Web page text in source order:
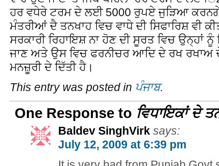
ਹਰ ਵਧੇਰੇ ਟਰਮ ਦੇ ਲਈ 5000 ਰੁਪਏ ਜੁੜਿਆ
ਮੰਤਰੀਆਂ ਦੈ ਤਨਖਾਹ ਵਿਚ ਵਾਧੇ ਦੀ ਸਿਫਾਰਿਸ਼ ਵੀ
ਸਰਕਾਰੀ ਰਿਹਾਇਸ਼ ਨਾ ਹੋਣ ਦੀ ਸੂਰਤ ਵਿਚ ਉਨ੍ਹਾਂ
ਜਾਣ ਅਤੇ ਉਸ ਵਿਚ ਫਰਨੀਚਰ ਆਦਿ ਦੇ ਰਖ ਰਖਾਅ
ਮਨਜ਼ੂਰੀ ਦੇ ਦਿੱਤੀ ਹੈ।
This entry was posted in ਪੰਜਾਬ.
One Response to ਵਿਧਾਇਕਾਂ ਦੇ
Baldev SinghVirk says:
July 12, 2009 at 6:39 pm